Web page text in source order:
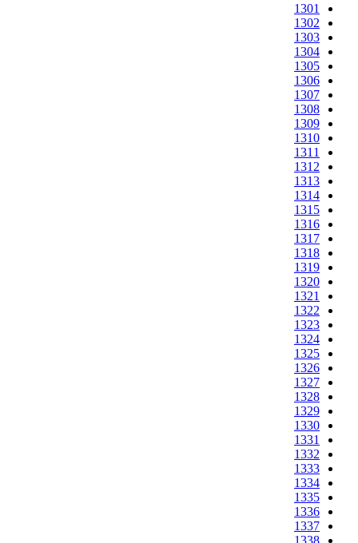
1301
1302
1303
1304
1305
1306
1307
1308
1309
1310
1311
1312
1313
1314
1315
1316
1317
1318
1319
1320
1321
1322
1323
1324
1325
1326
1327
1328
1329
1330
1331
1332
1333
1334
1335
1336
1337
1338